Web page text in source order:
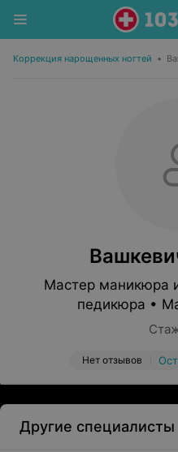
Коррекция нарощенных ногтей •
Мастер маникюра
педикюра •
Нет отзывов
Другие специалисты